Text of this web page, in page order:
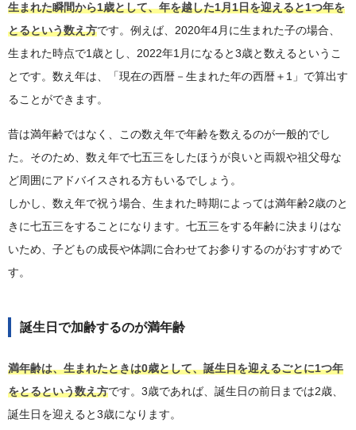
生まれた瞬間から1歳として、年を越した1月1日を迎えると1つ年を
とるという数え方です。例えば、2020年4月に生まれた子の場合、
生まれた時点で1歳とし、2022年1月になると3歳と数えるというこ
とです。数え年は、「現在の西暦－生まれた年の西暦＋1」で算出す
ることができます。
昔は満年齢ではなく、この数え年で年齢を数えるのが一般的でし
た。そのため、数え年で七五三をしたほうが良いと両親や祖父母な
ど周囲にアドバイスされる方もいるでしょう。
しかし、数え年で祝う場合、生まれた時期によっては満年齢2歳のと
きに七五三をすることになります。七五三をする年齢に決まりはな
いため、子どもの成長や体調に合わせてお参りするのがおすすめで
す。
誕生日で加齢するのが満年齢
満年齢は、生まれたときは0歳として、誕生日を迎えるごとに1つ年
をとるという数え方です。3歳であれば、誕生日の前日までは2歳、
誕生日を迎えると3歳になります。